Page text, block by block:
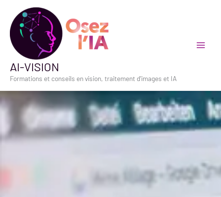
contenu
AI-VISION
Formations et conseils en vision, traitement d'images et IA